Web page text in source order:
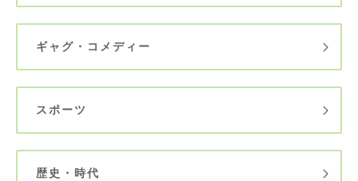
ギャグ・コメディー
スポーツ
歴史・時代